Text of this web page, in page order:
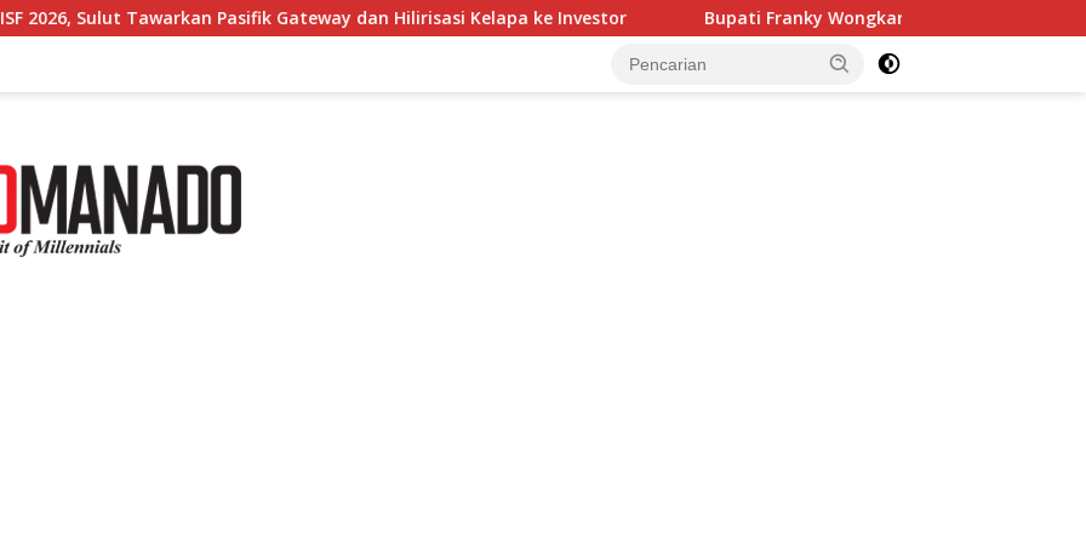
Gateway dan Hilirisasi Kelapa ke Investor Bupati Franky Wongkar Tinjau Posko Siaga Karhutla, Pastikan